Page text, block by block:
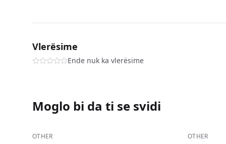
Vlerësime
Ende nuk ka vlerësime
Moglo bi da ti se svidi
−32%
OTHER −35%
OTHER